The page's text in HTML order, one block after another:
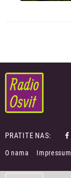
PRATITE NAS:
FOOTER
MENU
O nama Impressum